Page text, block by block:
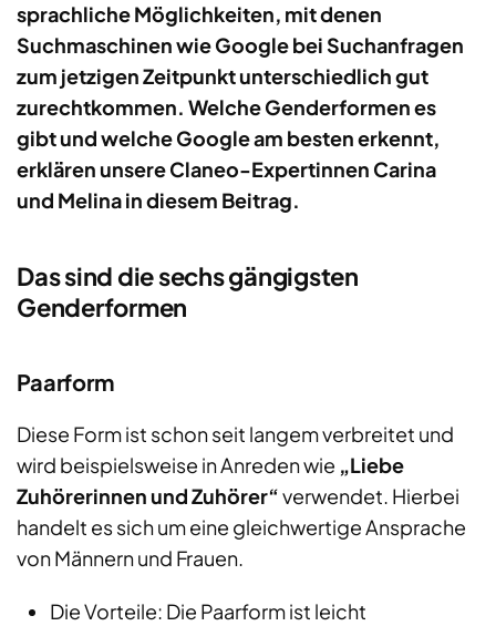
sprachliche Möglichkeiten, mit denen
Suchmaschinen wie Google bei Suchanfragen
zum jetzigen Zeitpunkt unterschiedlich gut
zurechtkommen. Welche Genderformen es
gibt und welche Google am besten erkennt,
erklären unsere Claneo-Expertinnen Carina
und Melina in diesem Beitrag.
Das sind die sechs gängigsten
Genderformen
Paarform
Diese Form ist schon seit langem verbreitet und
wird beispielsweise in Anreden wie „Liebe
Zuhörerinnen und Zuhörer“verwendet. Hierbei
handelt es sich um eine gleichwertige Ansprache
von Männern und Frauen.
Die Vorteile: Die Paarform ist leicht